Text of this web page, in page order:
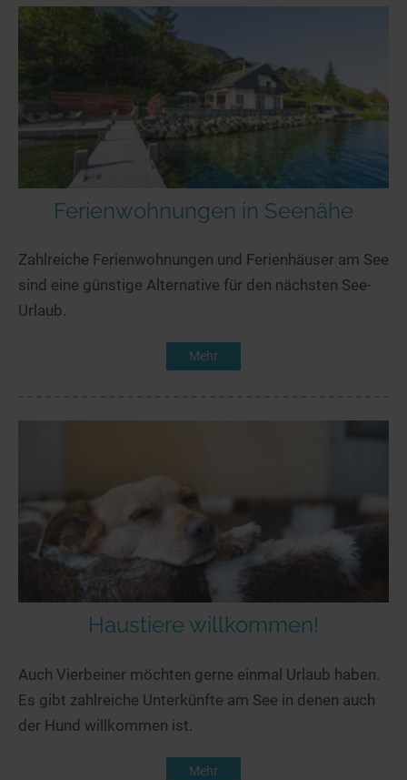
Ferienwohnungen in Seenähe
Zahlreiche Ferienwohnungen und Ferienhäuser am See
sind eine günstige Alternative für den nächsten See-
Urlaub.
Mehr
Haustiere willkommen!
Auch Vierbeiner möchten gerne einmal Urlaub haben.
Es gibt zahlreiche Unterkünfte am See in denen auch
der Hund willkommen ist.
Mehr